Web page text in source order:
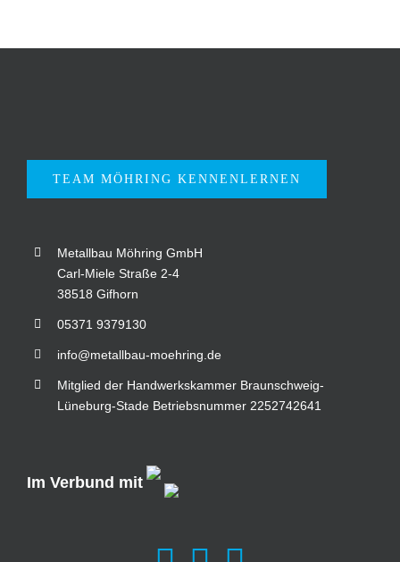
TEAM MÖHRING KENNENLERNEN
Metallbau Möhring GmbH
Carl-Miele Straße 2-4
38518 Gifhorn
05371 9379130
info@metallbau-moehring.de
Mitglied der Handwerkskammer Braunschweig-
Lüneburg-Stade Betriebsnummer 2252742641
Im Verbund mit